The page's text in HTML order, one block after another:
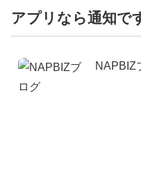
アプリなら通知で
NAPBIZ